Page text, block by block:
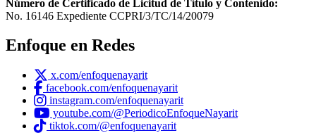
Número de Certificado de Licitud de Título y Contenido:
No. 16146 Expediente CCPRI/3/TC/14/20079
Enfoque en Redes
x.com/enfoquenayarit
facebook.com/enfoquenayarit
instagram.com/enfoquenayarit
youtube.com/@PeriodicoEnfoqueNayarit
tiktok.com/@enfoquenayarit